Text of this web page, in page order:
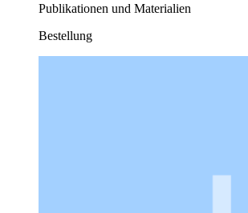
Publikationen und Materialien
Bestellung